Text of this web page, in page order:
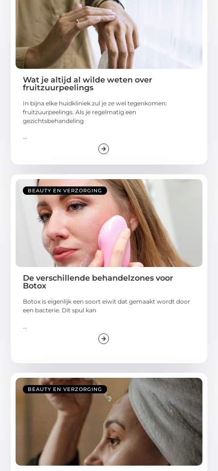
Wat je altijd al wilde weten over
fruitzuurpeelings
In bijna elke huidkliniek zul je ze wel tegenkomen:
fruitzuurpeelings. Als je regelmatig een
gezichtsbehandeling
...
BEAUTY EN VERZORGING
De verschillende behandelzones voor
Botox
Botox is eigenlijk een soort eiwit dat gemaakt wordt door
een bacterie. Dit spul kan
BEAUTY EN VERZORGING